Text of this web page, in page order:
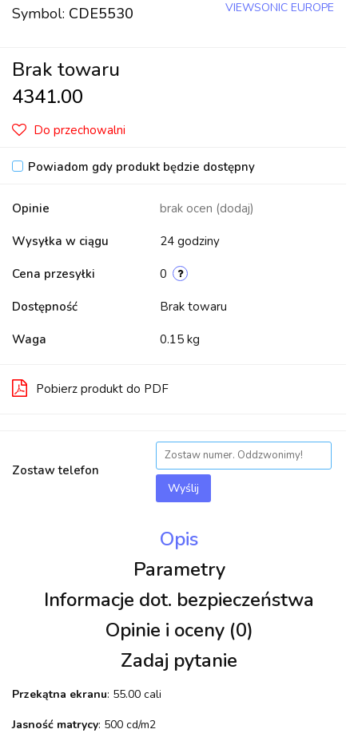
Symbol: CDE5530 VIEWSONIC EUROPE
Brak towaru
4341.00
Do przechowalni
Powiadom gdy produkt będzie dostępny
Opinie brak ocen (dodaj)
Wysyłka w ciągu 24 godziny
Cena przesyłki 0
Dostępność Brak towaru
Waga 0.15 kg
Pobierz produkt do PDF
Zostaw telefon
Wyślij
Opis
Parametry
Informacje dot. bezpieczeństwa
Opinie i oceny (0)
Zadaj pytanie
Przekątna ekranu: 55.00 cali
Jasność matrycy: 500 cd/m2